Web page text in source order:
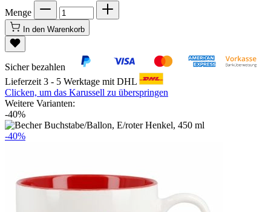
Menge
In den Warenkorb
Sicher bezahlen
Lieferzeit 3 - 5 Werktage mit DHL
Clicken, um das Karussell zu überspringen
Weitere Varianten:
-40%
-40%